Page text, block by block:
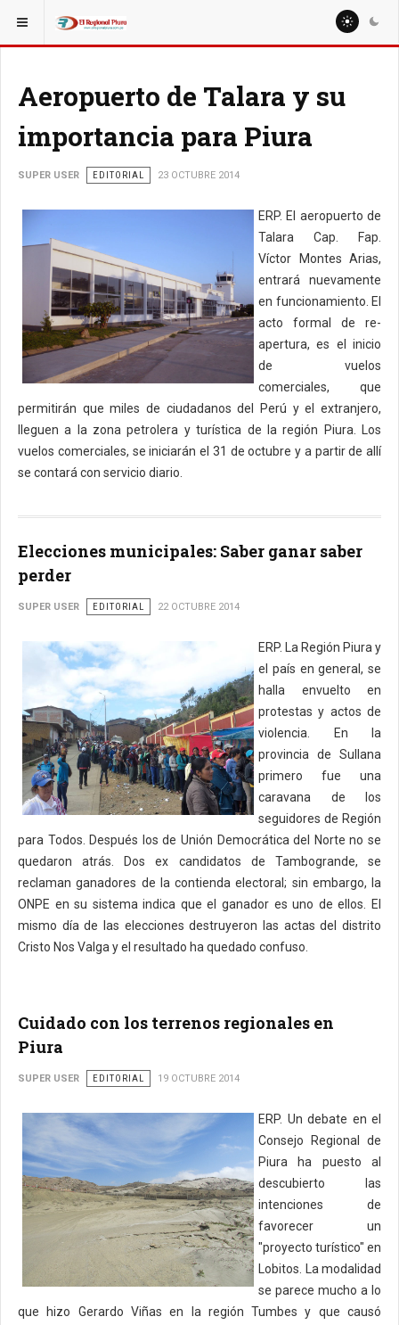
ESTÁ AQUÍ:
Aeropuerto de Talara y su
importancia para Piura
SUPER USER EDITORIAL 23 OCTUBRE 2014
ERP. El aeropuerto de
Talara Cap. Fap.
Víctor Montes Arias,
entrará nuevamente
en funcionamiento. El
acto formal de re-
apertura, es el inicio
de vuelos
comerciales, que
permitirán que miles de ciudadanos del Perú y el extranjero,
lleguen a la zona petrolera y turística de la región Piura. Los
vuelos comerciales, se iniciarán el 31 de octubre y a partir de allí
se contará con servicio diario.
Elecciones municipales: Saber ganar saber
perder
SUPER USER EDITORIAL 22 OCTUBRE 2014
ERP. La Región Piura y
el país en general, se
halla envuelto en
protestas y actos de
violencia. En la
provincia de Sullana
primero fue una
caravana de los
seguidores de Región
para Todos. Después los de Unión Democrática del Norte no se
quedaron atrás. Dos ex candidatos de Tambogrande, se
reclaman ganadores de la contienda electoral; sin embargo, la
ONPE en su sistema indica que el ganador es uno de ellos. El
mismo día de las elecciones destruyeron las actas del distrito
Cristo Nos Valga y el resultado ha quedado confuso.
Cuidado con los terrenos regionales en
Piura
SUPER USER EDITORIAL 19 OCTUBRE 2014
ERP. Un debate en el
Consejo Regional de
Piura ha puesto al
descubierto las
intenciones de
favorecer un
"proyecto turístico" en
Lobitos. La modalidad
se parece mucho a lo
que hizo Gerardo Viñas en la región Tumbes y que causó